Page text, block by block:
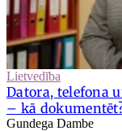
Lietvedība
Datora, telefona
– kā
Gundega Dambe